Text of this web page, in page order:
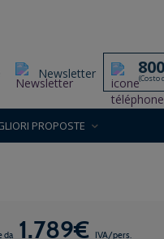
Newsletter (Costo
PROPOSTE
da 1.789€ IVA/pers.